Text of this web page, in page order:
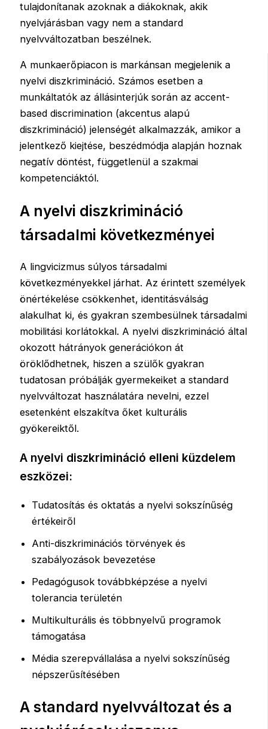
tulajdonítanak azoknak a diákoknak, akik
nyelvjárásban vagy nem a standard
nyelvváltozatban beszélnek.
A munkaerőpiacon is markánsan megjelenik a
nyelvi diszkrimináció. Számos esetben a
munkáltatók az állásinterjúk során az accent-
based discrimination (akcentus alapú
diszkrimináció) jelenségét alkalmazzák, amikor a
jelentkező kiejtése, beszédmódja alapján hoznak
negatív döntést, függetlenül a szakmai
kompetenciáktól.
A nyelvi diszkrimináció
társadalmi következményei
A lingvicizmus súlyos társadalmi
következményekkel járhat. Az érintett személyek
önértékelése csökkenhet, identitásválság
alakulhat ki, és gyakran szembesülnek társadalmi
mobilitási korlátokkal. A nyelvi diszkrimináció által
okozott hátrányok generációkon át
öröklődhetnek, hiszen a szülők gyakran
tudatosan próbálják gyermekeiket a standard
nyelvváltozat használatára nevelni, ezzel
esetenként elszakítva őket kulturális
gyökereiktől.
A nyelvi diszkrimináció elleni küzdelem
eszközei:
Tudatosítás és oktatás a nyelvi sokszínűség
értékeiről
Anti-diszkriminációs törvények és
szabályozások bevezetése
Pedagógusok továbbképzése a nyelvi
tolerancia területén
Multikulturális és többnyelvű programok
támogatása
Média szerepvállalása a nyelvi sokszínűség
népszerűsítésében
A standard nyelvváltozat és a